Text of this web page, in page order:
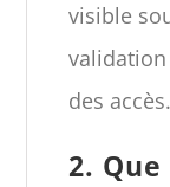
visible
des accès.
2.